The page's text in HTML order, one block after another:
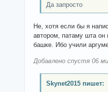
Да запросто
Не, хотя если бы я
автором, патаму шта он
башке. Ибо учили
Добавлено спустя 06
Skynet2015 пишет: